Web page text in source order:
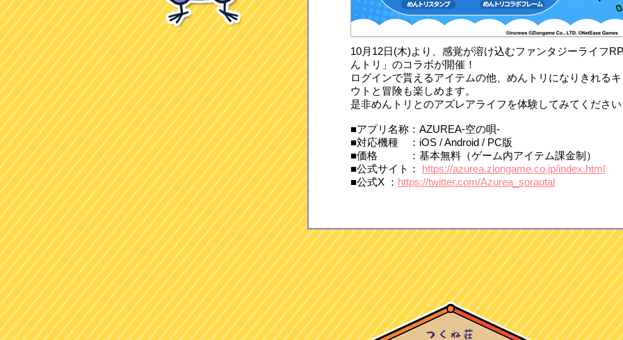
10月12日(木)より、感覚が溶け込むファンタジーライフ
んトリ」のコラボが開催！
ログインで貰えるアイテムの他、めんトリになりきれる
ウトと冒険も楽しめます。
是非めんトリとのアズレアライフを体験してみてくださ
■アプリ名称：AZUREA-空の唄-
■対応機種 ：iOS / Android / PC版
■価格 ：基本無料（ゲーム内アイテム課金制）
■公式サイト： https://azurea.zlongame.co.jp/index.html
■公式X ： https://twitter.com/Azurea_sorautal